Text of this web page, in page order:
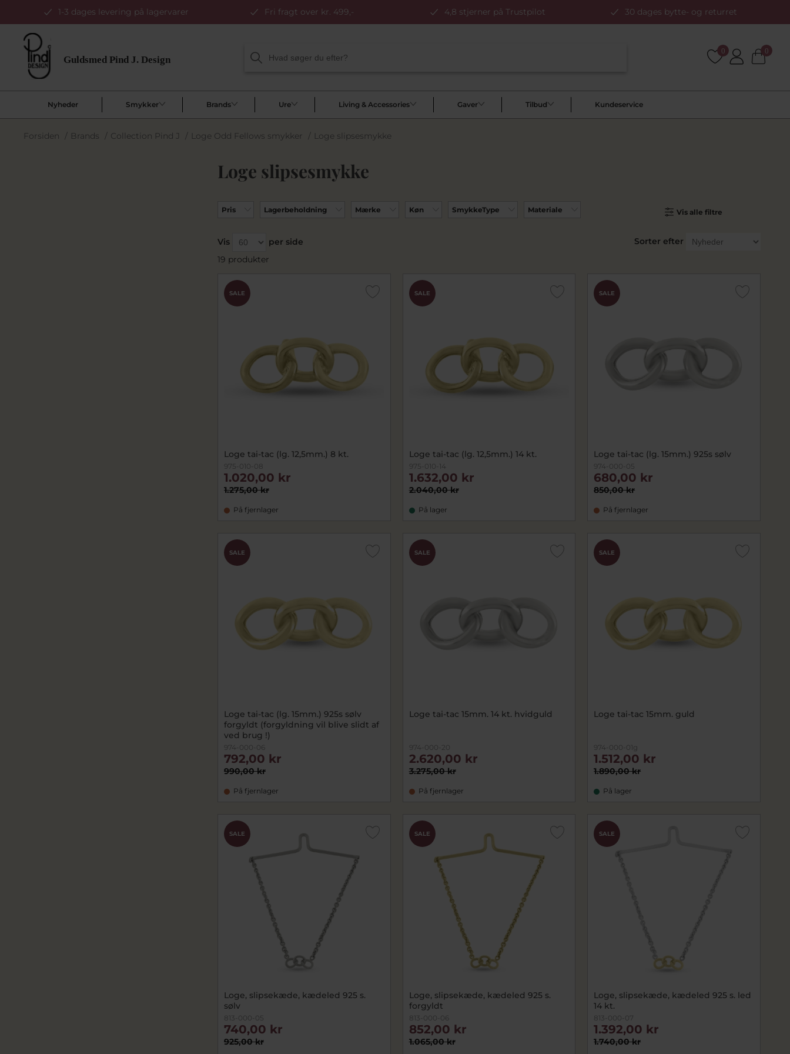
1-3 dages levering på lagervarer Fri fragt over kr. 499,- 4,8 stjerner på Trustpilot 30 dages bytte- og returret
0 0
Nyheder Smykker Brands Ure Living & Accessories Gaver Tilbud Kundeservice
Forsiden / Brands / Collection Pind J / Loge Odd Fellows smykker / Loge slipsesmykke
Loge slipsesmykke
Pris Lagerbeholdning Mærke Køn SmykkeType Materiale Vis alle filtre
Sorter efter
Vis
per side
19 produkter
SALE
Loge tai-tac (lg. 12,5mm.) 8 kt.
975-010-08
1.275,00 kr
1.020,00 kr
På fjernlager
SALE
Loge tai-tac (lg. 12,5mm.) 14 kt.
975-010-14
2.040,00 kr
1.632,00 kr
På lager
SALE
Loge tai-tac (lg. 15mm.) 925s sølv
974-000-05
850,00 kr
680,00 kr
På fjernlager
SALE
Loge tai-tac (lg. 15mm.) 925s sølv
forgyldt (forgyldning vil blive slidt af
ved brug !)
974-000-06
990,00 kr
792,00 kr
På fjernlager
SALE
Loge tai-tac 15mm. 14 kt. hvidguld
974-000-20
3.275,00 kr
2.620,00 kr
På fjernlager
SALE
Loge tai-tac 15mm. guld
974-000-01g
1.890,00 kr
1.512,00 kr
På lager
SALE
Loge, slipsekæde, kædeled 925 s.
sølv
813-000-05
925,00 kr
740,00 kr
SALE
Loge, slipsekæde, kædeled 925 s.
forgyldt
813-000-06
1.065,00 kr
852,00 kr
SALE
Loge, slipsekæde, kædeled 925 s. led
14 kt.
813-000-07
1.740,00 kr
1.392,00 kr